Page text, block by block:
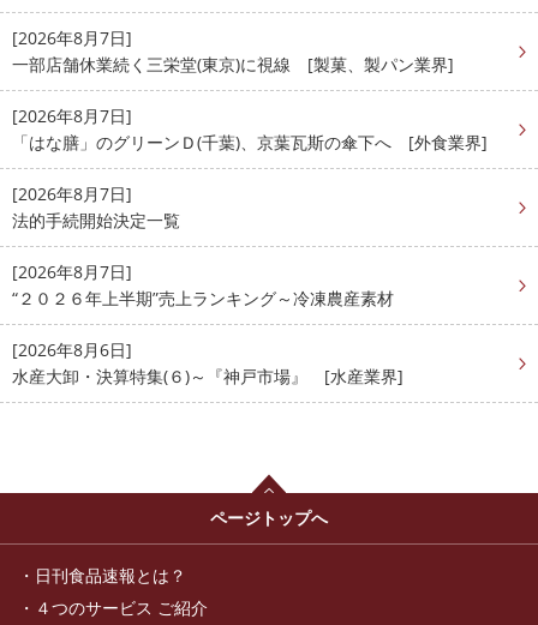
[2026年8月7日]
一部店舗休業続く三栄堂(東京)に視線 [製菓、製パン業界]
[2026年8月7日]
「はな膳」のグリーンＤ(千葉)、京葉瓦斯の傘下へ [外食業界]
[2026年8月7日]
法的手続開始決定一覧
[2026年8月7日]
“２０２６年上半期”売上ランキング～冷凍農産素材
[2026年8月6日]
水産大卸・決算特集(６)～『神戸市場』 [水産業界]
ページトップへ
日刊食品速報とは？
４つのサービス ご紹介